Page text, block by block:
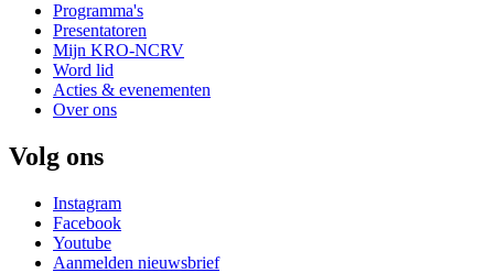
Programma's
Presentatoren
Mijn KRO-NCRV
Word lid
Acties & evenementen
Over ons
Volg ons
Instagram
Facebook
Youtube
Aanmelden nieuwsbrief